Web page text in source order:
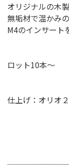
オリジナルの木
無垢材で温かみ
M4のインサート
ロット10本～
仕上げ：オリオ２